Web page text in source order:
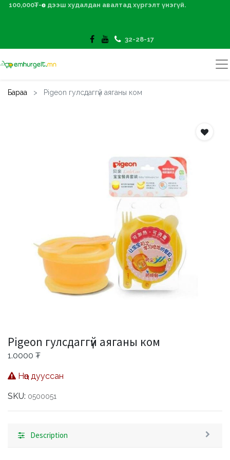
100,000₮-өөс дээш худалдан авалтад хүргэлт үнэгүй.
32-28-17
Бараа Pigeon гулсдаггүй аяганы ком
Pigeon гулсдаггүй аяганы ком
1.0000 ₮
Нөөц дууссан
SKU: 0500051
Description